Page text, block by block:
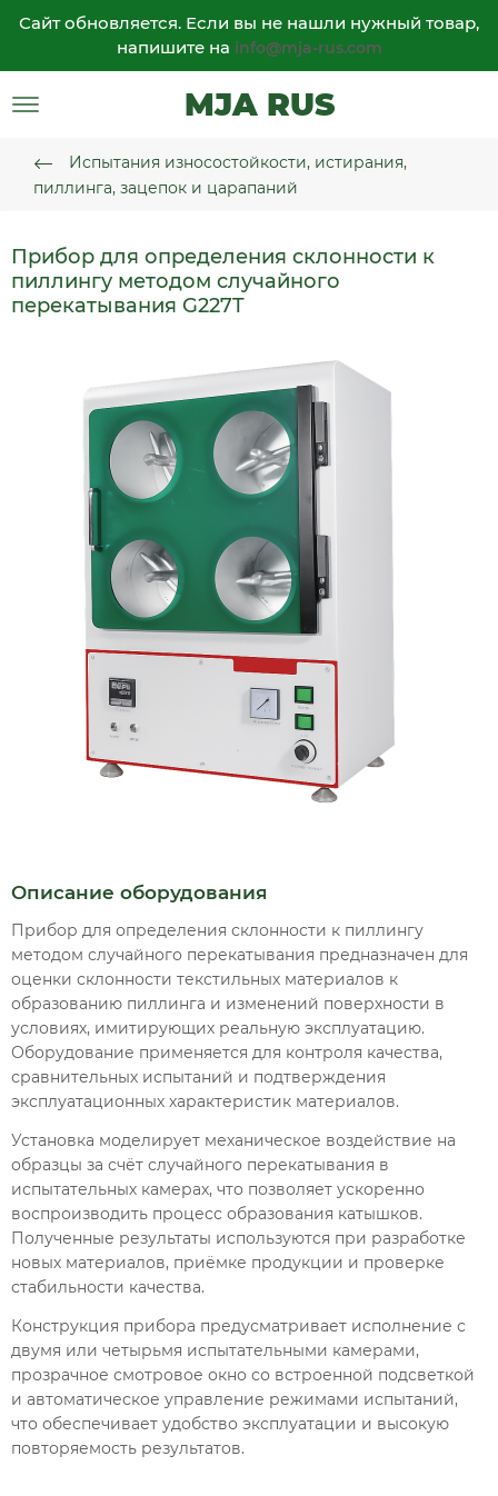
Сайт обновляется. Если вы не нашли нужный товар,
напишите на info@mja-rus.com
MJA RUS
Испытания износостойкости, истирания,
пиллинга, зацепок и царапаний
Прибор для определения склонности к
пиллингу методом случайного
перекатывания G227T
Описание оборудования
Прибор для определения склонности к пиллингу
методом случайного перекатывания предназначен для
оценки склонности текстильных материалов к
образованию пиллинга и изменений поверхности в
условиях, имитирующих реальную эксплуатацию.
Оборудование применяется для контроля качества,
сравнительных испытаний и подтверждения
эксплуатационных характеристик материалов.
Установка моделирует механическое воздействие на
образцы за счёт случайного перекатывания в
испытательных камерах, что позволяет ускоренно
воспроизводить процесс образования катышков.
Полученные результаты используются при разработке
новых материалов, приёмке продукции и проверке
стабильности качества.
Конструкция прибора предусматривает исполнение с
двумя или четырьмя испытательными камерами,
прозрачное смотровое окно со встроенной подсветкой
и автоматическое управление режимами испытаний,
что обеспечивает удобство эксплуатации и высокую
повторяемость результатов.